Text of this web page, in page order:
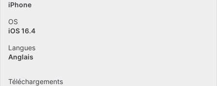
iPhone
OS
iOS 16.4
Langues
Anglais
Téléchargements